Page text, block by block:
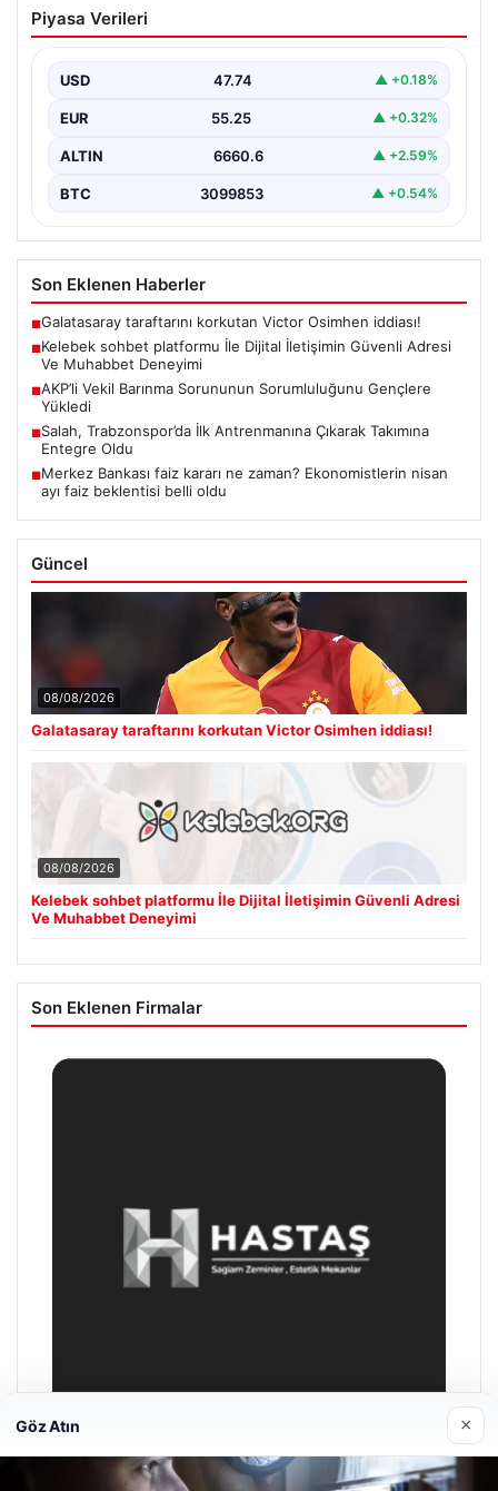
İletişimin Güvenli Adresi Ve Muhabbet
Sanal çağında insanların kaliteli bir biçimde iletişim
Halen pek…
Piyasa Verileri
USD 47.74 ▲ +0.18%
EUR 55.25 ▲ +0.32%
ALTIN 6660.6 ▲ +2.59%
BTC 3099853 ▲ +0.54%
Son Eklenen Haberler
■Galatasaray taraftarını korkutan Victor Osimhen iddiası!
■Kelebek sohbet platformu İle Dijital İletişimin Güvenli Adresi
Ve Muhabbet Deneyimi
■AKP’li Vekil Barınma Sorununun Sorumluluğunu Gençlere
Yükledi
■Salah, Trabzonspor’da İlk Antrenmanına Çıkarak Takımına
Entegre Oldu
■Merkez Bankası faiz kararı ne zaman? Ekonomistlerin nisan
ayı faiz beklentisi belli oldu
Güncel
08/08/2026
Galatasaray taraftarını korkutan Victor Osimhen iddiası!
08/08/2026
Kelebek sohbet platformu İle Dijital İletişimin Güvenli Adresi
Ve Muhabbet Deneyimi
Son Eklenen Firmalar
Göz Atın ×